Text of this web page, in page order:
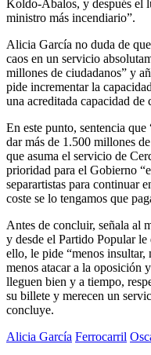
Koldo-Ábalos, y después el
ministro más incendiario”.
Alicia García no duda de
caos en un servicio
millones de ciudadanos” y
pide incrementar la
una acreditada capacidad de
En este punto, sentencia
dar más de 1.500 millones
que asuma el servicio de
prioridad para el Gobierno
separartistas para continuar
coste se lo tengamos que
Antes de concluir, señala al
y desde el Partido Popular
ello, le pide “menos insultar,
menos atacar a la oposición
lleguen bien y a tiempo,
su billete y merecen un
concluye.
Alicia García Ferrocarril